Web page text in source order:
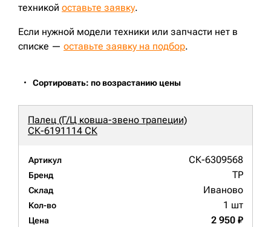
техникой оставьте заявку.
Если нужной модели техники или запчасти нет в
списке — оставьте заявку на подбор.
Сортировать: по возрастанию цены
Палец (Г/Ц ковша-звено трапеции)
СК-6191114 СК
Артикул СК-6309568
Бренд TP
Склад Иваново
Кол-во 1 шт
Цена 2 950 ₽